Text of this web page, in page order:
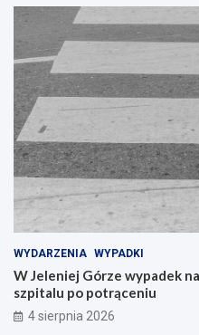
WYDARZENIA WYPADKI
W Jeleniej Górze wypadek
szpitalu po potrąceniu
4 sierpnia 2026